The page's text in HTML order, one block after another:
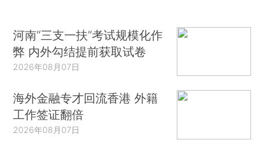
河南“三支一扶”考试规模化作
弊 内外勾结提前获取试卷
2026年08月07日
海外金融专才回流香港 外籍
工作签证翻倍
2026年08月07日